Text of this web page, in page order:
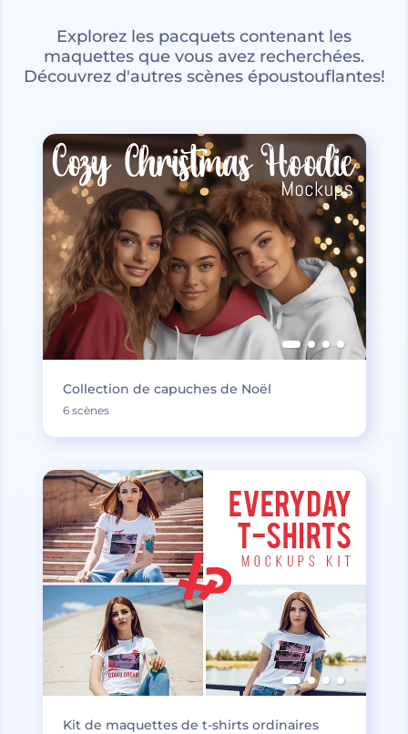
Explorez les pacquets contenant les
maquettes que vous avez recherchées.
Découvrez d'autres scènes époustouflantes!
Collection de capuches de Noël
6 scènes
Kit de maquettes de t-shirts ordinaires